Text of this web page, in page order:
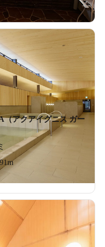
（アクアイグニス ガー